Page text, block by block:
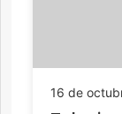
16 de